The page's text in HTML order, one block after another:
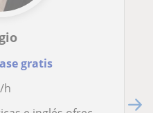
gratis
h